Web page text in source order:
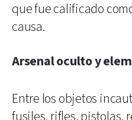
que fue calificado
causa.
Arsenal oculto y
Entre los objetos
fusiles, rifles, pistolas,